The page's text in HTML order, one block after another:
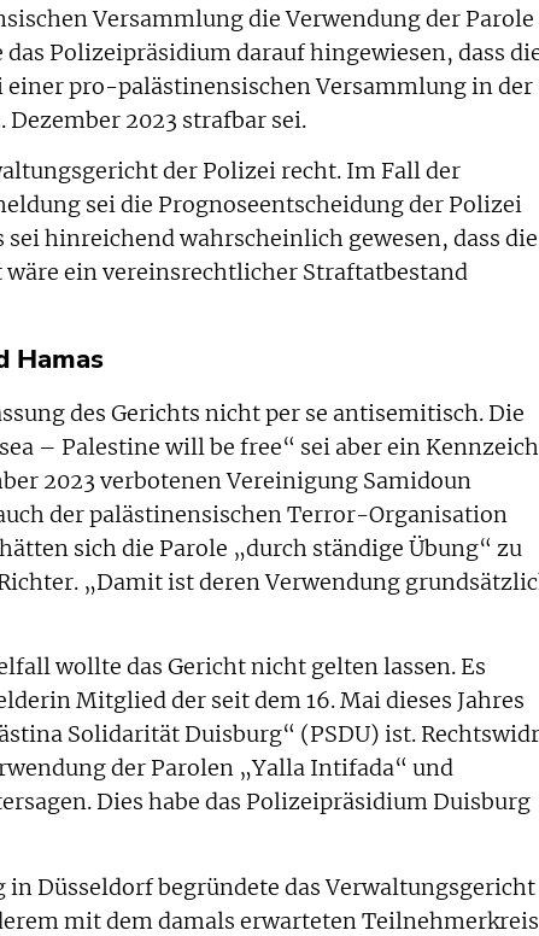
Versammlung die Verwendung der Parole
Polizeipräsidium darauf hingewiesen, dass
einer pro-palästinensischen Versammlung in der
2023 strafbar sei.
der Polizei recht. Im Fall der
sei die Prognoseentscheidung der Polizei
sei hinreichend wahrscheinlich gewesen, dass die
ein vereinsrechtlicher Straftatbestand
Hamas
des Gerichts nicht per se antisemitisch. Die
– Palestine will be free“ sei aber ein
2023 verbotenen Vereinigung Samidoun
der palästinensischen Terror-Organisation
sich die Parole „durch ständige Übung“ zu
„Damit ist deren Verwendung
wollte das Gericht nicht gelten lassen. Es
Mitglied der seit dem 16. Mai dieses Jahres
Solidarität Duisburg“ (PSDU) ist.
der Parolen „Yalla Intifada“ und
Dies habe das Polizeipräsidium Duisburg
in Düsseldorf begründete das Verwaltungsgericht
mit dem damals erwarteten